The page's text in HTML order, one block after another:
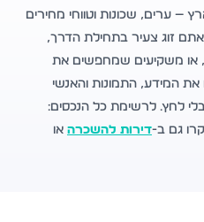
— ערים, שכונות וטווחי מחירים
זוג צעיר בתחילת הדרך,
משקיעים שמחפשים את
המידע, התמונות והאנשי
לחץ. לרשימת כל הנכסים:
גם ב-דירות להשכרה או